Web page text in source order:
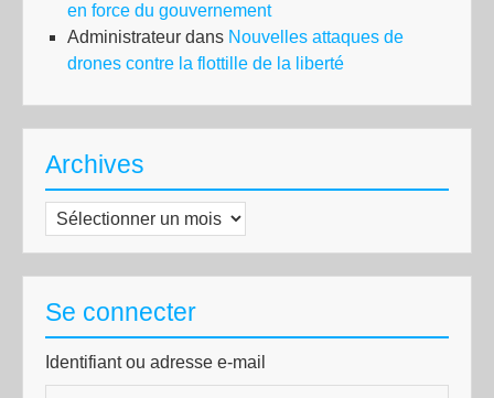
en force du gouvernement
Administrateur dans Nouvelles attaques de
drones contre la flottille de la liberté
Archives
Archives
Se connecter
Identifiant ou adresse e-mail